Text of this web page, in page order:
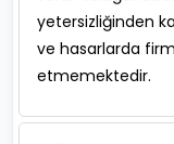
yetersizliğinden
ve hasarlarda
etmemektedir.